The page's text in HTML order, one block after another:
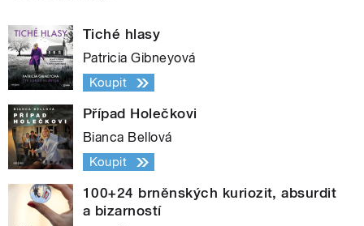
Tiché hlasy
Patricia Gibneyová
Koupit
Případ Holečkovi
Bianca Bellová
Koupit
100+24 brněnských kuriozit, absurdit
a bizarností